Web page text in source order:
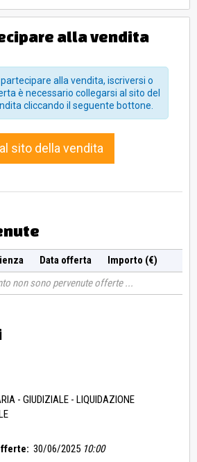
alla vendita
alla vendita, iscriversi o
è necessario collegarsi al sito del
cliccando il seguente bottone.
sito della vendita
Data offerta
Importo (€)
non sono pervenute offerte
- GIUDIZIALE - LIQUIDAZIONE
30/06/2025 10:00